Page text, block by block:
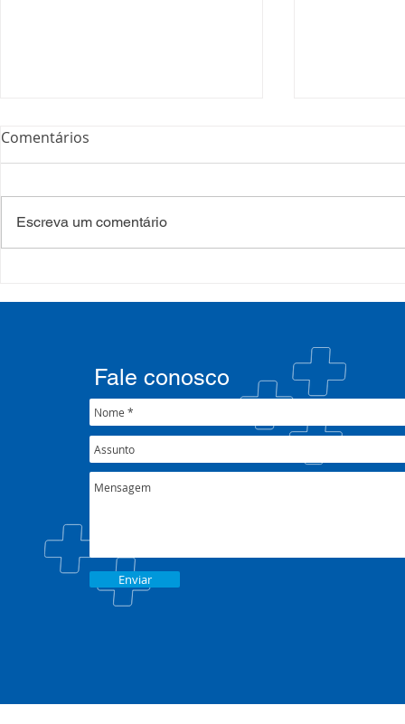
SETEC, realiza Assembleia e
COSEMS/
junto ao
Nacional
Comentários
Escreva um comentário
Enviar
Fale conosco